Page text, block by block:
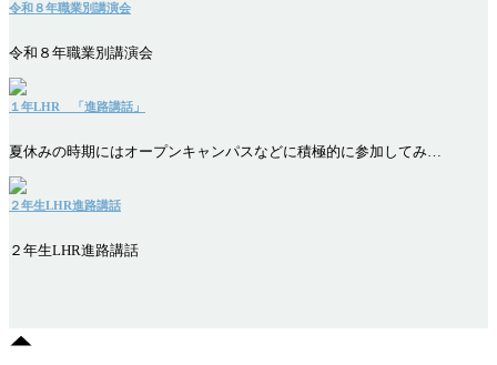
令和８年職業別講演会
令和８年職業別講演会
１年LHR 「進路講話」
夏休みの時期にはオープンキャンパスなどに積極的に参加してみ…
２年生LHR進路講話
２年生LHR進路講話